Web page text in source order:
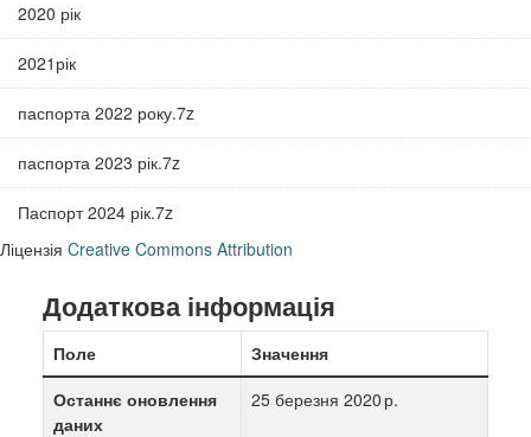
2020 рік
2021рік
паспорта 2022 року.7z
паспорта 2023 рік.7z
Паспорт 2024 рік.7z
Ліцензія Creative Commons Attribution
Додаткова інформація
Поле
Значення
Останнє оновлення
даних
25 березня 2020 р.